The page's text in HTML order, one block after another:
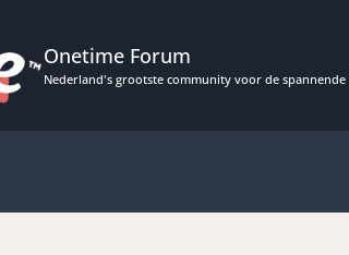
Onetime Forum
Nederland's grootste community voor de spannende